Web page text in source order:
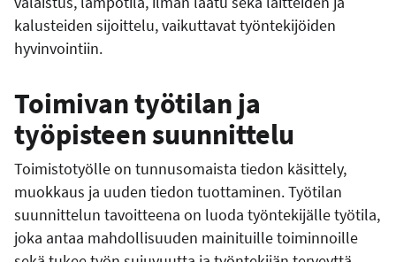
kalusteiden sijoittelu, vaikuttavat työntekijöiden
hyvinvointiin.
Toimivan työtilan ja
työpisteen suunnittelu
Toimistotyölle on tunnusomaista tiedon käsittely,
muokkaus ja uuden tiedon tuottaminen. Työtilan
suunnittelun tavoitteena on luoda työntekijälle työtila,
joka antaa mahdollisuuden mainituille toiminnoille